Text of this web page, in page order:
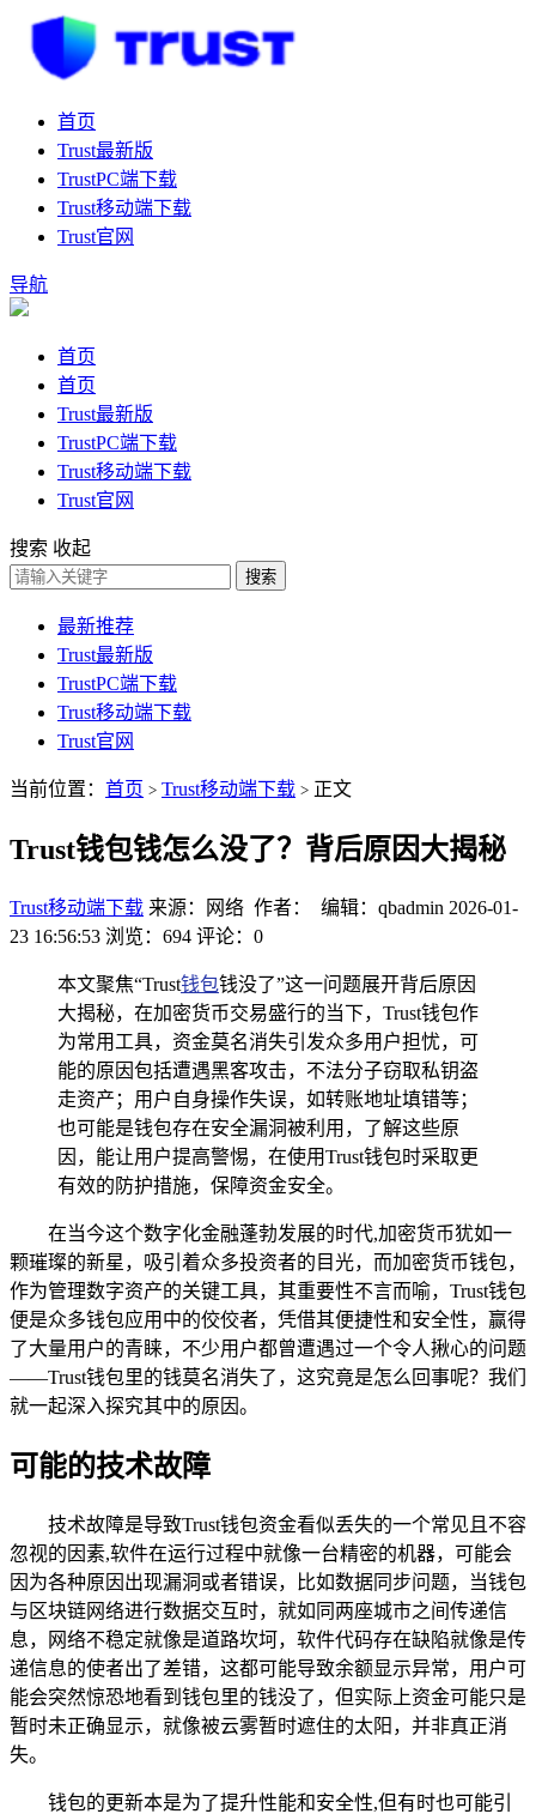
首页
Trust最新版
TrustPC端下载
Trust移动端下载
Trust官网
导航
首页
首页
Trust最新版
TrustPC端下载
Trust移动端下载
Trust官网
搜索 收起
搜索
最新推荐
Trust最新版
TrustPC端下载
Trust移动端下载
Trust官网
当前位置： 首页 > Trust移动端下载 > 正文
Trust钱包钱怎么没了？背后原因大揭秘
Trust移动端下载 来源：网络 作者： 编辑：qbadmin 2026-01-
23 16:56:53 浏览：694 评论：0
本文聚焦“Trust钱包钱没了”这一问题展开背后原因
大揭秘，在加密货币交易盛行的当下，Trust钱包作
为常用工具，资金莫名消失引发众多用户担忧，可
能的原因包括遭遇黑客攻击，不法分子窃取私钥盗
走资产；用户自身操作失误，如转账地址填错等；
也可能是钱包存在安全漏洞被利用，了解这些原
因，能让用户提高警惕，在使用Trust钱包时采取更
有效的防护措施，保障资金安全。
在当今这个数字化金融蓬勃发展的时代,加密货币犹如一
颗璀璨的新星，吸引着众多投资者的目光，而加密货币钱包，
作为管理数字资产的关键工具，其重要性不言而喻，Trust钱包
便是众多钱包应用中的佼佼者，凭借其便捷性和安全性，赢得
了大量用户的青睐，不少用户都曾遭遇过一个令人揪心的问题
——Trust钱包里的钱莫名消失了，这究竟是怎么回事呢？我们
就一起深入探究其中的原因。
可能的技术故障
技术故障是导致Trust钱包资金看似丢失的一个常见且不容
忽视的因素,软件在运行过程中就像一台精密的机器，可能会
因为各种原因出现漏洞或者错误，比如数据同步问题，当钱包
与区块链网络进行数据交互时，就如同两座城市之间传递信
息，网络不稳定就像是道路坎坷，软件代码存在缺陷就像是传
递信息的使者出了差错，这都可能导致余额显示异常，用户可
能会突然惊恐地看到钱包里的钱没了，但实际上资金可能只是
暂时未正确显示，就像被云雾暂时遮住的太阳，并非真正消
失。
钱包的更新本是为了提升性能和安全性,但有时也可能引